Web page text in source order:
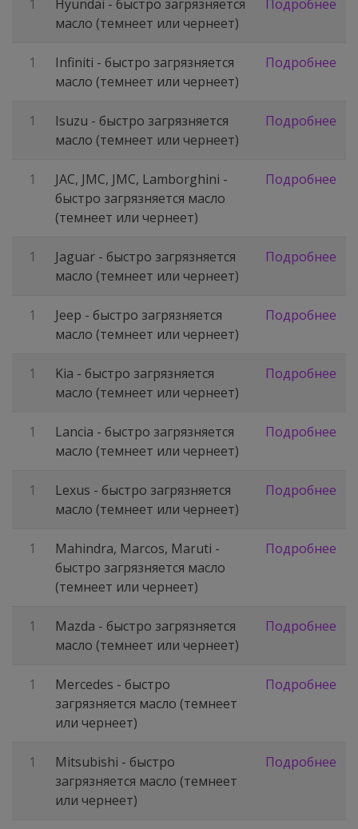
1
Hyundai - быстро загрязняется
масло (темнеет или чернеет)
Подробнее
1
Infiniti - быстро загрязняется
масло (темнеет или чернеет)
Подробнее
1
Isuzu - быстро загрязняется
масло (темнеет или чернеет)
Подробнее
1
JAC, JMC, JMC, Lamborghini -
быстро загрязняется масло
(темнеет или чернеет)
Подробнее
1
Jaguar - быстро загрязняется
масло (темнеет или чернеет)
Подробнее
1
Jeep - быстро загрязняется
масло (темнеет или чернеет)
Подробнее
1
Kia - быстро загрязняется
масло (темнеет или чернеет)
Подробнее
1
Lancia - быстро загрязняется
масло (темнеет или чернеет)
Подробнее
1
Lexus - быстро загрязняется
масло (темнеет или чернеет)
Подробнее
1
Mahindra, Marcos, Maruti -
быстро загрязняется масло
(темнеет или чернеет)
Подробнее
1
Mazda - быстро загрязняется
масло (темнеет или чернеет)
Подробнее
1
Mercedes - быстро
загрязняется масло (темнеет
или чернеет)
Подробнее
1
Mitsubishi - быстро
загрязняется масло (темнеет
или чернеет)
Подробнее